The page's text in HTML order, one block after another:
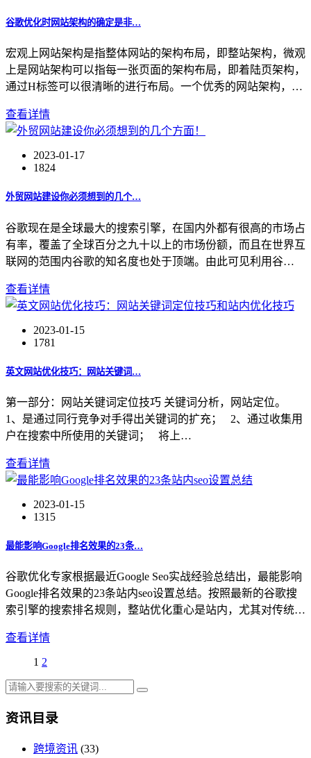
谷歌优化时网站架构的确定是非…
宏观上网站架构是指整体网站的架构布局，即整站架构，微观
上是网站架构可以指每一张页面的架构布局，即着陆页架构，
通过H标签可以很清晰的进行布局。一个优秀的网站架构，…
查看详情
2023-01-17
1824
外贸网站建设你必须想到的几个…
谷歌现在是全球最大的搜索引擎，在国内外都有很高的市场占
有率，覆盖了全球百分之九十以上的市场份额，而且在世界互
联网的范围内谷歌的知名度也处于顶端。由此可见利用谷…
查看详情
2023-01-15
1781
英文网站优化技巧：网站关键词…
第一部分：网站关键词定位技巧 关键词分析，网站定位。
1、是通过同行竞争对手得出关键词的扩充； 2、通过收集用
户在搜索中所使用的关键词； 将上…
查看详情
2023-01-15
1315
最能影响Google排名效果的23条…
谷歌优化专家根据最近Google Seo实战经验总结出，最能影响
Google排名效果的23条站内seo设置总结。按照最新的谷歌搜
索引擎的搜索排名规则，整站优化重心是站内，尤其对传统…
查看详情
1 2
资讯目录
跨境资讯 (33)